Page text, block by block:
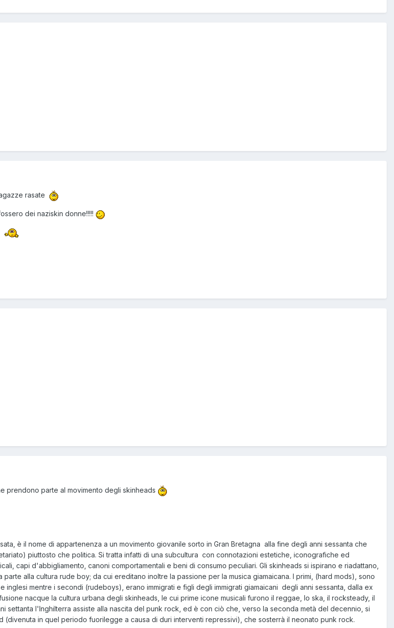
rasate
dei naziskin donne!!!!!
prendono parte al movimento degli skinheads
è il nome di appartenenza a un movimento giovanile sorto in Gran Bretagna alla fine degli anni sessanta che
piuttosto che politica. Si tratta infatti di una subcultura con connotazioni estetiche, iconografiche ed
capi d'abbigliamento, canoni comportamentali e beni di consumo peculiari. Gli skinheads si ispirano e riadattano,
alla cultura rude boy; da cui ereditano inoltre la passione per la musica giamaicana. I primi, (hard mods), sono
inglesi mentre i secondi (rudeboys), erano immigrati e figli degli immigrati giamaicani degli anni sessanta, dalla ex
nacque la cultura urbana degli skinheads, le cui prime icone musicali furono il reggae, lo ska, il rocksteady, il
settanta l'Inghilterra assiste alla nascita del punk rock, ed è con ciò che, verso la seconda metà del decennio, si
(divenuta in quel periodo fuorilegge a causa di duri interventi repressivi), che sosterrà il neonato punk rock.